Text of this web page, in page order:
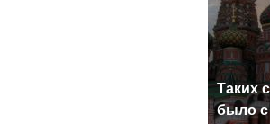
Таких
было с